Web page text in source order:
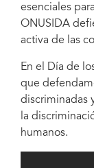
esenciales
ONUSIDA
activa de las
En el Día de
que
discriminadas
la
humanos.